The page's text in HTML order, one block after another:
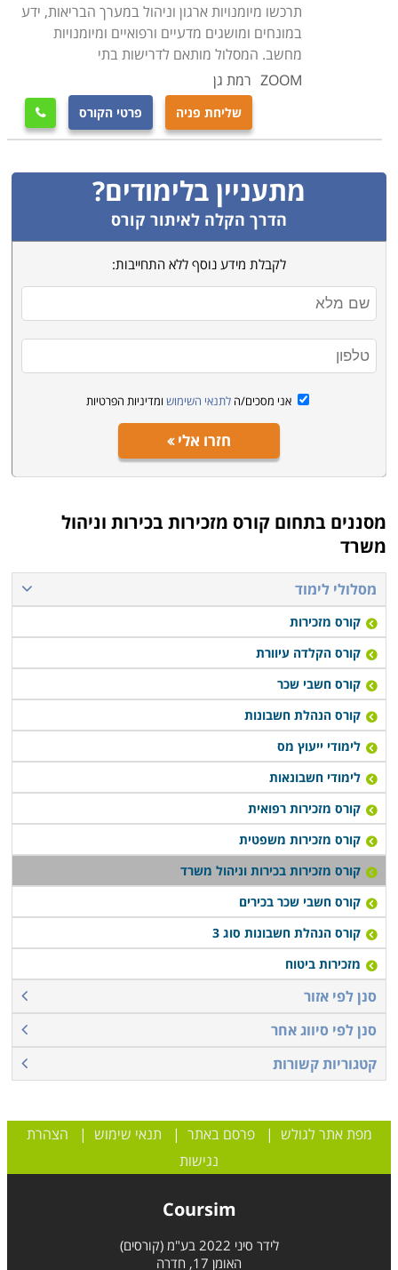
תרכשו מיומנויות ארגון וניהול במערך הבריאות, ידע
במונחים ומושגים מדעיים ורפואיים ומיומנויות
מחשב. המסלול מותאם לדרישות בתי
ZOOM רמת גן
שליחת פניה פרטי הקורס 
מתעניין בלימודים?
הדרך הקלה לאיתור קורס
לקבלת מידע נוסף ללא התחייבות:
אני מסכים/ה לתנאי השימוש ומדיניות הפרטיות
חזרו אלי
מסננים בתחום קורס מזכירות בכירות וניהול
משרד
מסלולי לימוד
קורס מזכירות
קורס הקלדה עיוורת
קורס חשבי שכר
קורס הנהלת חשבונות
לימודי ייעוץ מס
לימודי חשבונאות
קורס מזכירות רפואית
קורס מזכירות משפטית
קורס מזכירות בכירות וניהול משרד
קורס חשבי שכר בכירים
קורס הנהלת חשבונות סוג 3
מזכירות ביטוח
סנן לפי אזור
סנן לפי סיווג אחר
קטגוריות קשורות
מפת אתר לגולש |פרסם באתר | תנאי שימוש | הצהרת
נגישות
Coursim
לידר סיני 2022 בע"מ (קורסים)
האומן 17, חדרה